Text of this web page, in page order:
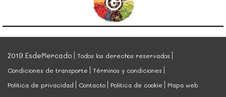
2019 EsdeMercado
Todos los derechos reservados
Condiciones de transporte
Términos y condiciones
Política de privacidad
Contacto Política de cookie Mapa web